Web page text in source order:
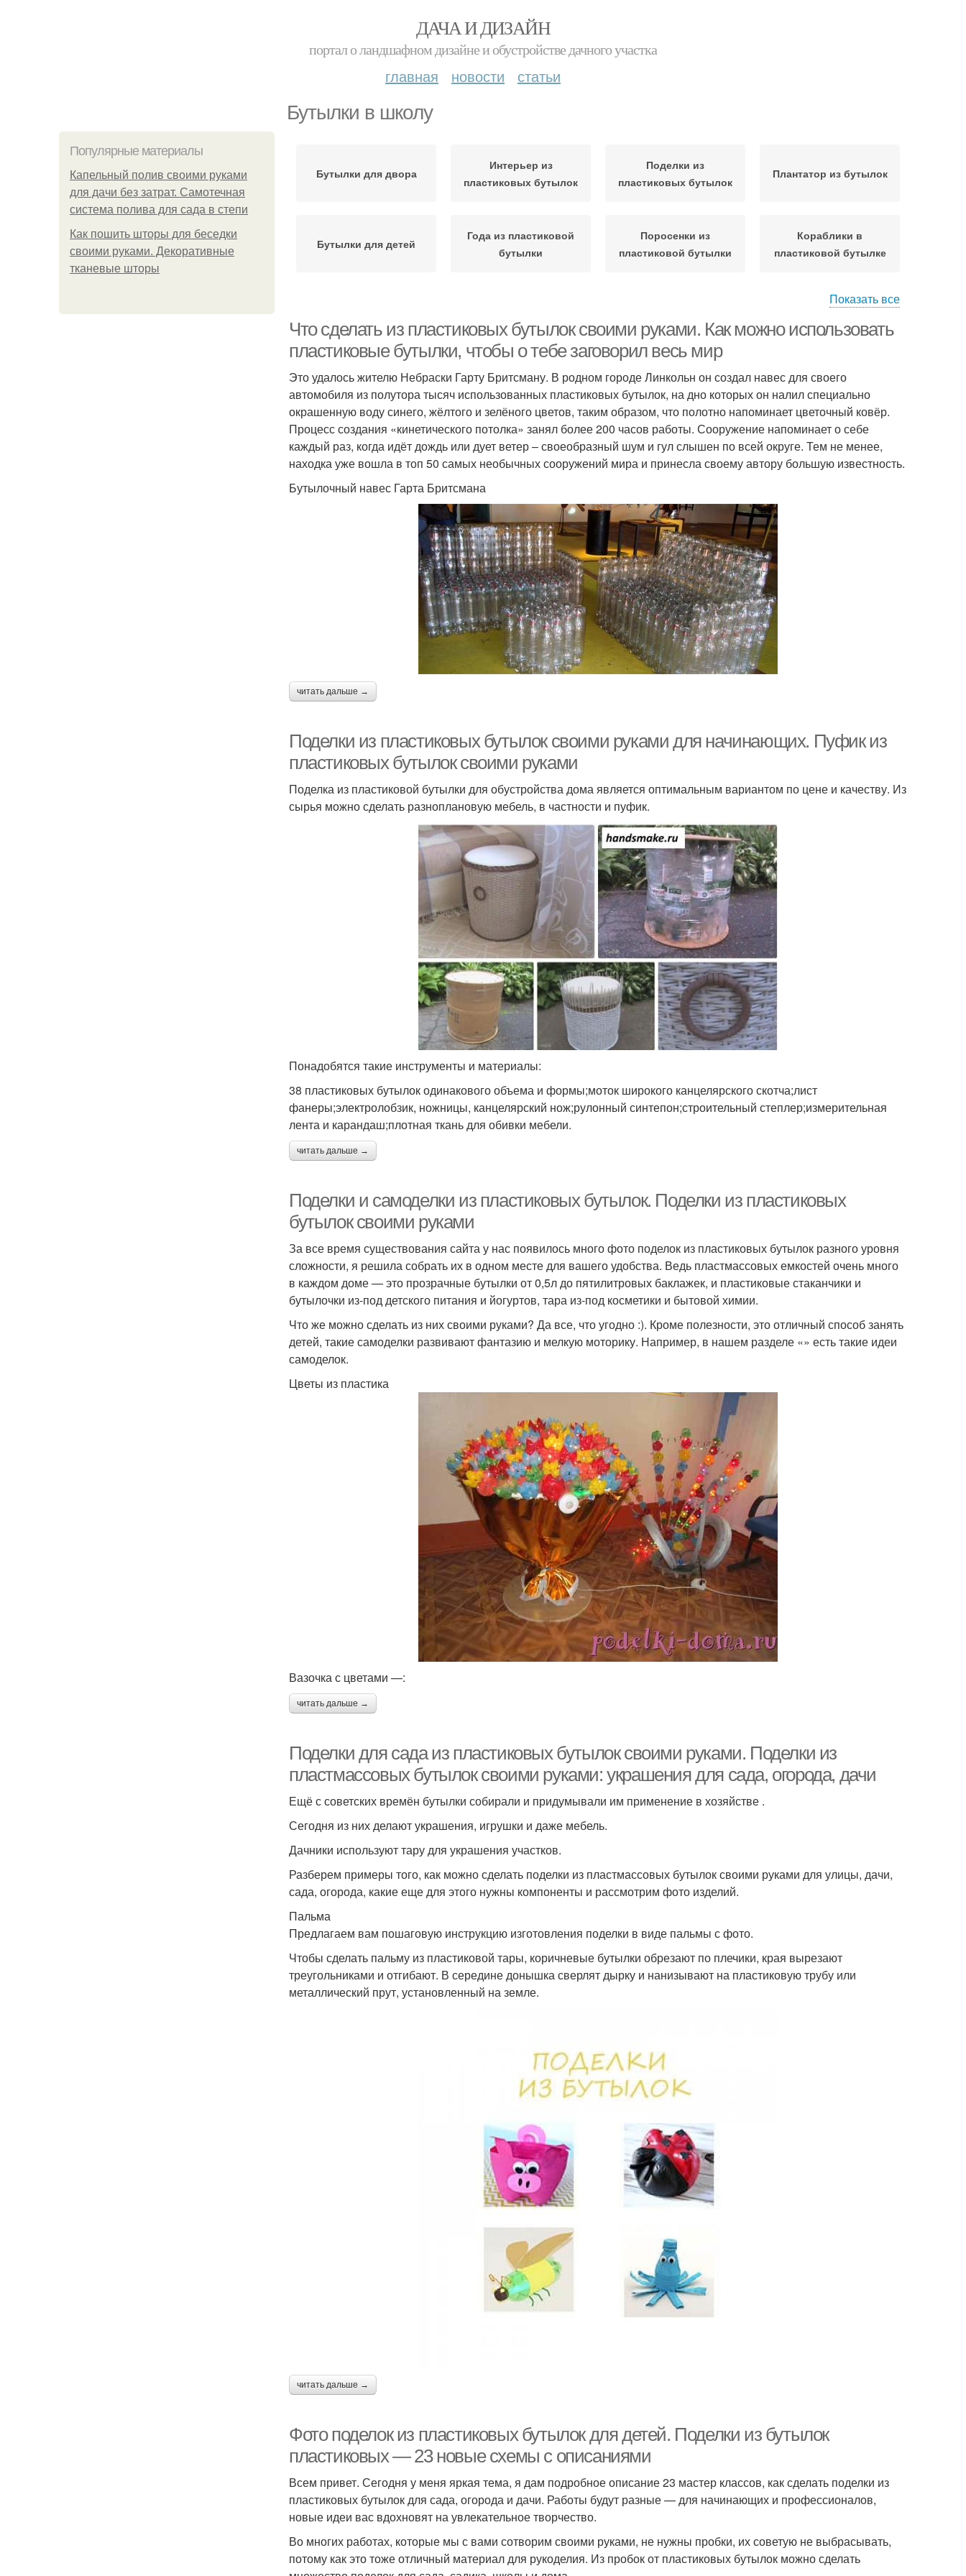
ДАЧА И ДИЗАЙН
портал о ландшафном дизайне и обустройстве дачного участка
главная новости статьи
Бутылки в школу
Популярные материалы
Капельный полив своими руками
для дачи без затрат. Самотечная
система полива для сада в степи
Как пошить шторы для беседки
своими руками. Декоративные
тканевые шторы
Бутылки для двора
Интерьер из
пластиковых бутылок
Поделки из
пластиковых бутылок
Плантатор из бутылок
Бутылки для детей
Года из пластиковой
бутылки
Поросенки из
пластиковой бутылки
Кораблики в
пластиковой бутылке
бутылки
бутылок
Бутылки для сада Птички из бутылок Пластиковые бутылки
Поделка из
пластиковой бутылки
Бутылки для детского
сада
Бутылки для кухни
Самоделки из
пластиковых бутылок
Ежик из пластиковой
бутылки
пластиковых бутылок
Поделки из
пластмассовых
бутылок
Поделки из
пластиковой бутылки
Цвета из пластиковых
Игрушки из
пластиковых бутылок
Дом из пластиковых
бутылок
пластиковых бутылок
Бутылки для улицы
Декор из пластиковых
бутылок
Бутылки для клумбы
Показать все
Что сделать из пластиковых бутылок своими руками. Как можно использовать
пластиковые бутылки, чтобы о тебе заговорил весь мир
Это удалось жителю Небраски Гарту Бритсману. В родном городе Линкольн он создал навес для своего
автомобиля из полутора тысяч использованных пластиковых бутылок, на дно которых он налил специально
окрашенную воду синего, жёлтого и зелёного цветов, таким образом, что полотно напоминает цветочный ковёр.
Процесс создания «кинетического потолка» занял более 200 часов работы. Сооружение напоминает о себе
каждый раз, когда идёт дождь или дует ветер – своеобразный шум и гул слышен по всей округе. Тем не менее,
находка уже вошла в топ 50 самых необычных сооружений мира и принесла своему автору большую известность.
Бутылочный навес Гарта Бритсмана
читать дальше →
Поделки из пластиковых бутылок своими руками для начинающих. Пуфик из
пластиковых бутылок своими руками
Поделка из пластиковой бутылки для обустройства дома является оптимальным вариантом по цене и качеству. Из
сырья можно сделать разноплановую мебель, в частности и пуфик.
Понадобятся такие инструменты и материалы:
38 пластиковых бутылок одинакового объема и формы;моток широкого канцелярского скотча;лист
фанеры;электролобзик, ножницы, канцелярский нож;рулонный синтепон;строительный степлер;измерительная
лента и карандаш;плотная ткань для обивки мебели.
читать дальше →
Поделки и самоделки из пластиковых бутылок. Поделки из пластиковых
бутылок своими руками
За все время существования сайта у нас появилось много фото поделок из пластиковых бутылок разного уровня
сложности, я решила собрать их в одном месте для вашего удобства. Ведь пластмассовых емкостей очень много
в каждом доме — это прозрачные бутылки от 0,5л до пятилитровых баклажек, и пластиковые стаканчики и
бутылочки из-под детского питания и йогуртов, тара из-под косметики и бытовой химии.
Что же можно сделать из них своими руками? Да все, что угодно :). Кроме полезности, это отличный способ занять
детей, такие самоделки развивают фантазию и мелкую моторику. Например, в нашем разделе «» есть такие идеи
самоделок.
Цветы из пластика
Вазочка с цветами —:
читать дальше →
Поделки для сада из пластиковых бутылок своими руками. Поделки из
пластмассовых бутылок своими руками: украшения для сада, огорода, дачи
Ещё с советских времён бутылки собирали и придумывали им применение в хозяйстве .
Сегодня из них делают украшения, игрушки и даже мебель.
Дачники используют тару для украшения участков.
Разберем примеры того, как можно сделать поделки из пластмассовых бутылок своими руками для улицы, дачи,
сада, огорода, какие еще для этого нужны компоненты и рассмотрим фото изделий.
Пальма
Предлагаем вам пошаговую инструкцию изготовления поделки в виде пальмы с фото.
Чтобы сделать пальму из пластиковой тары, коричневые бутылки обрезают по плечики, края вырезают
треугольниками и отгибают. В середине донышка сверлят дырку и нанизывают на пластиковую трубу или
металлический прут, установленный на земле.
читать дальше →
Фото поделок из пластиковых бутылок для детей. Поделки из бутылок
пластиковых — 23 новые схемы с описаниями
Всем привет. Сегодня у меня яркая тема, я дам подробное описание 23 мастер классов, как сделать поделки из
пластиковых бутылок для сада, огорода и дачи. Работы будут разные — для начинающих и профессионалов,
новые идеи вас вдохновят на увлекательное творчество.
Во многих работах, которые мы с вами сотворим своими руками, не нужны пробки, их советую не выбрасывать,
потому как это тоже отличный материал для рукоделия. Из пробок от пластиковых бутылок можно сделать